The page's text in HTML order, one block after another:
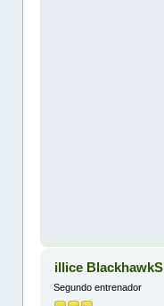
illice BlackhawkS
Segundo entrenador